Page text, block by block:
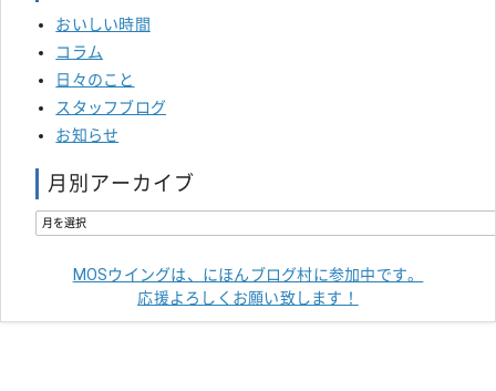
おいしい時間
コラム
日々のこと
スタッフブログ
お知らせ
月別アーカイブ
MOSウイングは、にほんブログ村に参加中です。
応援よろしくお願い致します！